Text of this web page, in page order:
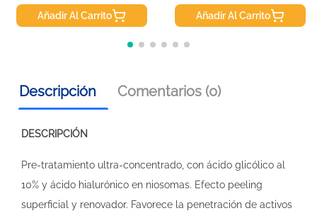
Añadir Al Carrito Añadir Al Carrito
Descripción Comentarios (0)
DESCRIPCIÓN
Pre-tratamiento ultra-concentrado, con ácido glicólico al
10% y ácido hialurónico en niosomas. Efecto peeling
superficial y renovador. Favorece la penetración de activos